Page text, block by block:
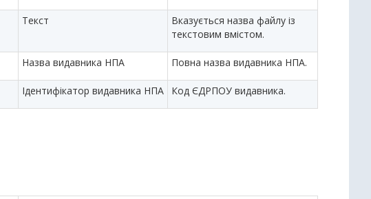
Текст
Вказується назва файлу із
текстовим вмістом.
Назва видавника НПА Повна назва видавника НПА.
Ідентифікатор видавника НПА Код ЄДРПОУ видавника.